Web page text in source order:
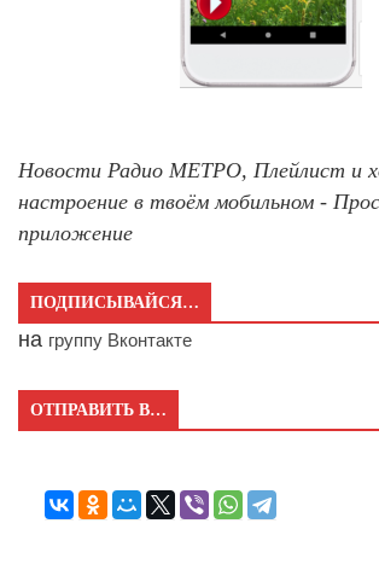
Новости Радио МЕТРО, Плейлист и
настроение в твоём мобильном -
приложение
ПОДПИСЫВАЙСЯ…
на группу Вконтакте
ОТПРАВИТЬ В…